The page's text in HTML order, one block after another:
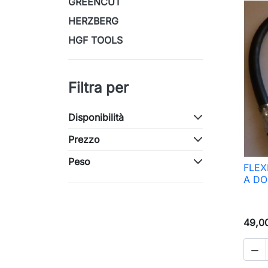
HERZBERG
HGF TOOLS
Filtra per
Disponibilità
Prezzo
Peso
A
